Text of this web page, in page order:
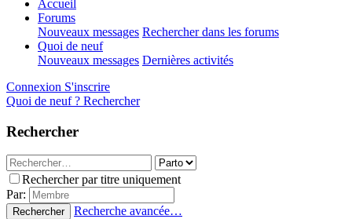
Accueil
Forums
Nouveaux messages Rechercher dans les forums
Quoi de neuf
Nouveaux messages Dernières activités
Connexion S'inscrire
Quoi de neuf ? Rechercher
Rechercher
Rechercher par titre uniquement
Par:
Rechercher Recherche avancée…